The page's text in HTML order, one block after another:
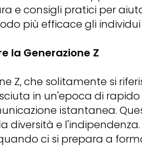
e consigli pratici per
più efficace gli
la Generazione Z
Z, che solitamente si
in un'epoca di
istantanea.
diversità e
ci si prepara a